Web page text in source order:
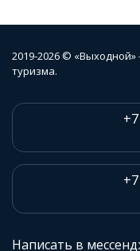
2019-2026 ©
туризма.
Написать в